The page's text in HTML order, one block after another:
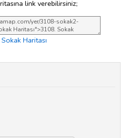
link verebilirsiniz;
Haritası